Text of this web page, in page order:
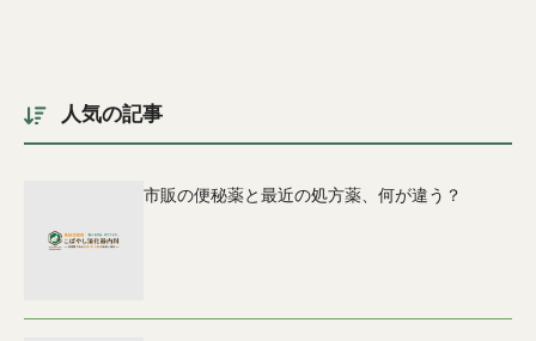
人気の記事
市販の便秘薬と最近の処方薬、何が違う？